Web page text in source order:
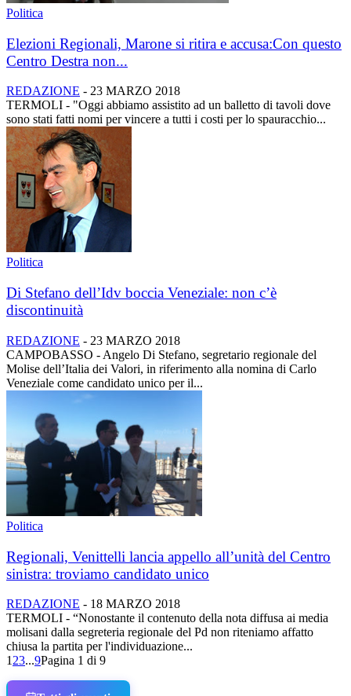
Politica
Elezioni Regionali, Marone si ritira e accusa:Con questo
Centro Destra non...
REDAZIONE - 23 MARZO 2018
TERMOLI - "Oggi abbiamo assistito ad un balletto di tavoli dove
sono stati fatti nomi per vincere a tutti i costi per lo spauracchio...
Politica
Di Stefano dell’Idv boccia Veneziale: non c’è
discontinuità
REDAZIONE - 23 MARZO 2018
CAMPOBASSO - Angelo Di Stefano, segretario regionale del
Molise dell’Italia dei Valori, in riferimento alla nomina di Carlo
Veneziale come candidato unico per il...
Politica
Regionali, Venittelli lancia appello all’unità del Centro
sinistra: troviamo candidato unico
REDAZIONE - 18 MARZO 2018
TERMOLI - “Nonostante il contenuto della nota diffusa ai media
molisani dalla segreteria regionale del Pd non riteniamo affatto
chiusa la partita per l'individuazione...
1 23...9Pagina 1 di 9